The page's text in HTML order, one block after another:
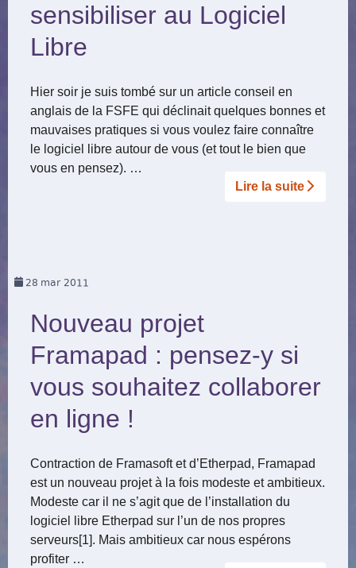
sensibiliser au Logiciel
Libre
Hier soir je suis tombé sur un article conseil en
anglais de la FSFE qui déclinait quelques bonnes et
mauvaises pratiques si vous voulez faire connaître
le logiciel libre autour de vous (et tout le bien que
vous en pensez). …
Lire la suite­­
28 mar 2011
Nouveau projet
Framapad : pensez-y si
vous souhaitez collaborer
en ligne !
Contraction de Framasoft et d’Etherpad, Framapad
est un nouveau projet à la fois modeste et ambitieux.
Modeste car il ne s’agit que de l’installation du
logiciel libre Etherpad sur l’un de nos propres
serveurs[1]. Mais ambitieux car nous espérons
profiter …